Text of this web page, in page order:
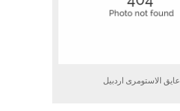
عایق الاستومری اردبیل